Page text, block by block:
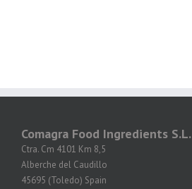
Comagra Food Ingredients S.L.
Ctra. Cm 4101 Km 8,5
Alberche del Caudillo
45695 (Toledo) Spain